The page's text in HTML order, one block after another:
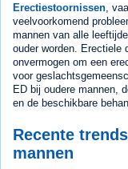
Erectiestoornissen ,
veelvoorkomend
mannen van alle
ouder worden. Erectiele
onvermogen om een
voor
ED bij oudere mannen,
en de beschikbare
Recente
mannen